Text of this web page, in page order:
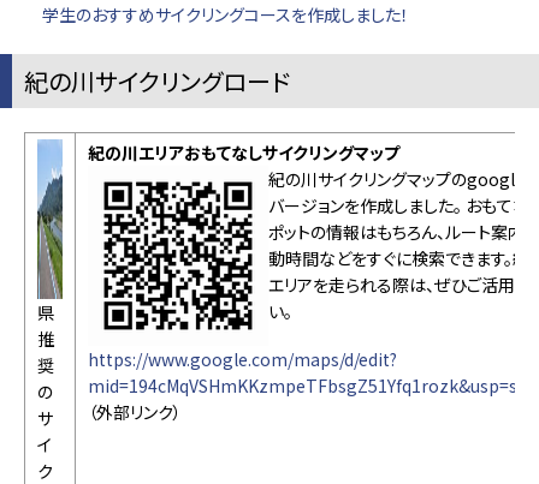
学生のおすすめサイクリングコースを作成しました！
紀の川サイクリングロード
県
推
奨
の
サ
イ
ク
紀の川エリアおもてなしサイクリングマップ
紀の川サイクリングマップのgoogle
バージョンを作成しました。 おもてな
ポットの情報はもちろん、ルート案内
動時間などをすぐに検索できます。紀
エリアを走られる際は、ぜひご活用く
い。
https://www.google.com/maps/d/edit?
（外部リンク）